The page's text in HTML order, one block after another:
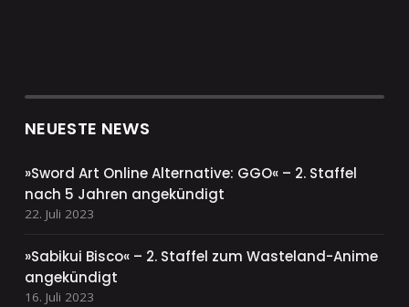
NEUESTE NEWS
»Sword Art Online Alternative: GGO« – 2. Staffel
nach 5 Jahren angekündigt
22. Juli 2023
»Sabikui Bisco« – 2. Staffel zum Wasteland-Anime
angekündigt
16. Juli 2023